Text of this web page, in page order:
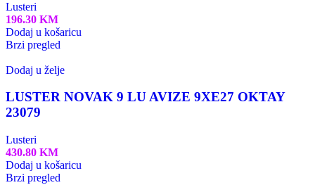
Lusteri
196.30 KM
Dodaj u košaricu
Brzi pregled
Dodaj u želje
LUSTER NOVAK 9 LU AVIZE 9XE27 OKTAY
23079
Lusteri
430.80 KM
Dodaj u košaricu
Brzi pregled